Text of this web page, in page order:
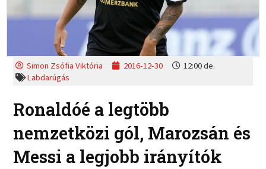
Simon Zsófia Viktória 2016-12-30
12:00 de.
Labdarúgás
Ronaldóé a legtöbb
nemzetközi gól, Marozsán és
Messi a legjobb irányítók